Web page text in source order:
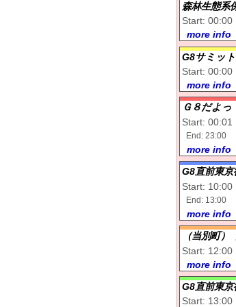
森林生態系
Start: 00:00
more info
G8サミッ
Start: 00:00
more info
Ｇ８だよっ
Start: 00:01
End: 23:00
more info
G8直前東
Start: 10:00
End: 13:00
more info
（当別町
Start: 12:00
more info
G8直前東
Start: 13:00